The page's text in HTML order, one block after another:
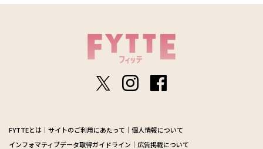
FYTTEとは サイトのご利用にあたって
個人情報について
インフォマティブデータ取得ガイドライン
広告掲載について